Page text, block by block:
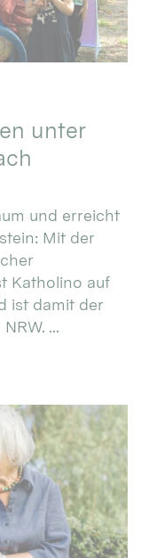
unter
und erreicht
Mit der
Katholino auf
ist damit der
...